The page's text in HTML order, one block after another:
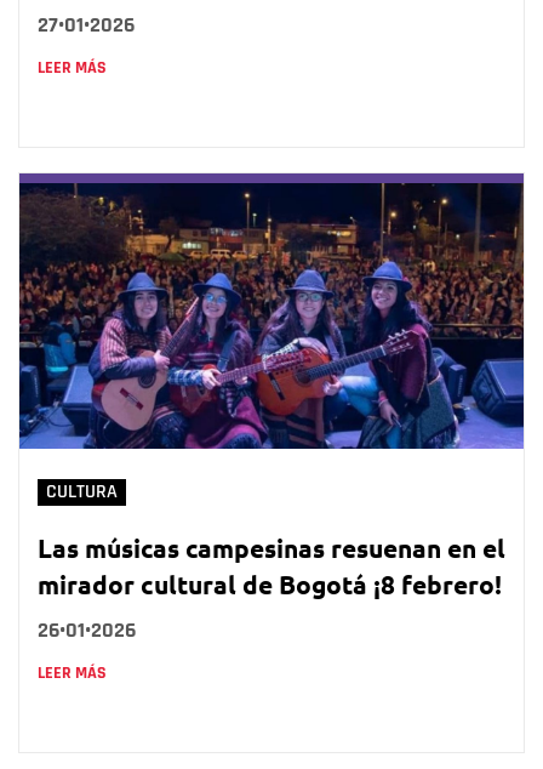
27•01•2026
LEER MÁS
CULTURA
Las músicas campesinas resuenan en el
mirador cultural de Bogotá ¡8 febrero!
26•01•2026
LEER MÁS